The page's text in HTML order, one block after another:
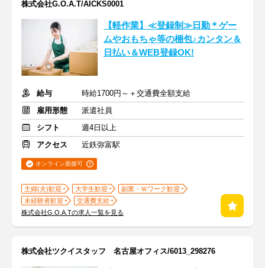
株式会社G.O.A.T/AICKS0001
【軽作業】≪登録制≫日勤＊ゲー
ムやおもちゃ等の梱包♪カンタン＆
日払い＆WEB登録OK!
給与
時給1700円～＋交通費全額支給
雇用形態
派遣社員
シフト
週4日以上
アクセス
近鉄弥富駅
オンライン面接可
主婦(夫)歓迎 大学生歓迎
副業・Ｗワーク歓迎
未経験者歓迎
交通費支給
株式会社G.O.A.Tの求人一覧を見る
株式会社ツクイスタッフ 名古屋オフィス/6013_298276